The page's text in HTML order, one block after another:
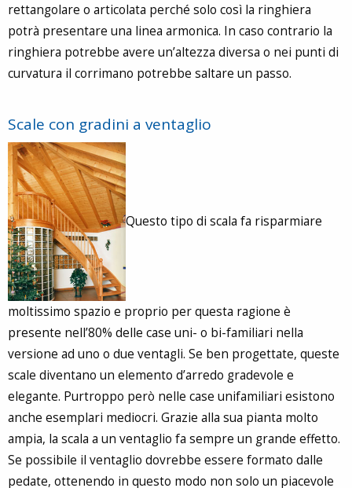
rettangolare o articolata perché solo così la ringhiera
potrà presentare una linea armonica. In caso contrario la
ringhiera potrebbe avere un’altezza diversa o nei punti di
curvatura il corrimano potrebbe saltare un passo.
Scale con gradini a ventaglio
Questo tipo di scala fa risparmiare
moltissimo spazio e proprio per questa ragione è
presente nell’80% delle case uni- o bi-familiari nella
versione ad uno o due ventagli. Se ben progettate, queste
scale diventano un elemento d’arredo gradevole e
elegante. Purtroppo però nelle case unifamiliari esistono
anche esemplari mediocri. Grazie alla sua pianta molto
ampia, la scala a un ventaglio fa sempre un grande effetto.
Se possibile il ventaglio dovrebbe essere formato dalle
pedate, ottenendo in questo modo non solo un piacevole